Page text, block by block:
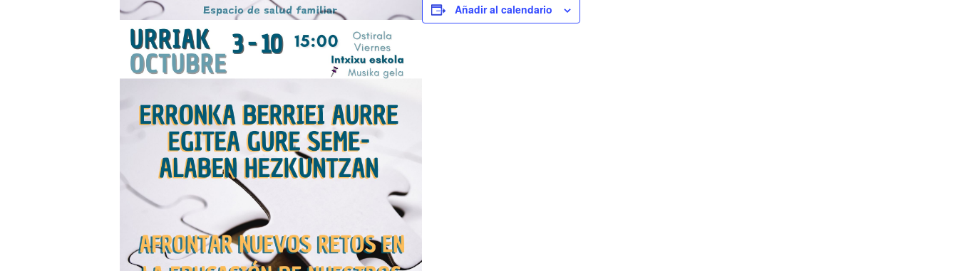
Añadir al calendario